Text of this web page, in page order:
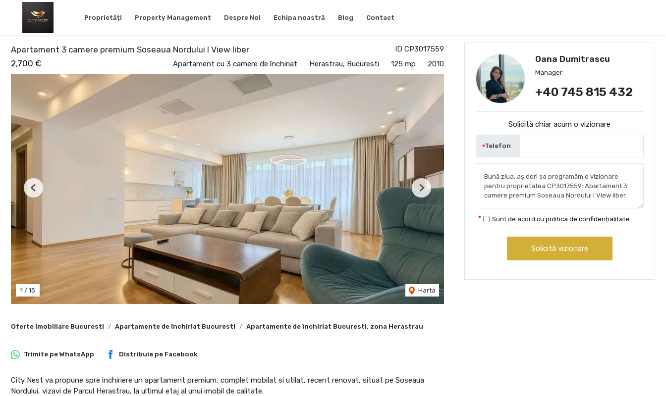
Proprietăți Property Management Despre Noi Echipa noastră Blog Contact
ID CP3017559
Apartament 3 camere premium Soseaua Nordului I View liber
2,700 €
Apartament cu 3 camere de închiriat Herastrau, Bucuresti 125 mp 2010
1 / 15 Harta
Previous Next
Oferte imobiliare Bucuresti Apartamente de închiriat Bucuresti Apartamente de închiriat Bucuresti, zona Herastrau
Trimite pe WhatsApp Distribuie pe Facebook
City Nest va propune spre inchiriere un apartament premium, complet mobilat si utilat, recent renovat, situat pe Soseaua
Nordului, vizavi de Parcul Herastrau, la ultimul etaj al unui imobil de calitate.
Oana Dumitrascu
Manager
+40 745 815 432
Solicită chiar acum o vizionare
Telefon
Sunt de acord cu politica de confidențialitate
Solicită vizionare